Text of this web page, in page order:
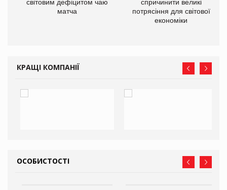
світовим дефіцитом чаю
матча
спричинити великі
потрясіння для світової
економіки
КРАЩІ КОМПАНІЇ
ОСОБИСТОСТІ